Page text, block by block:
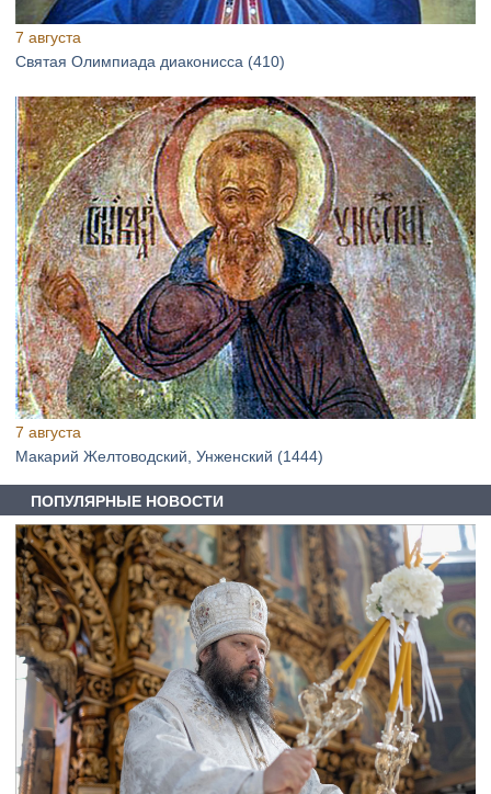
7 августа
Святая Олимпиада диаконисса (410)
7 августа
Макарий Желтоводский, Унженский (1444)
ПОПУЛЯРНЫЕ НОВОСТИ